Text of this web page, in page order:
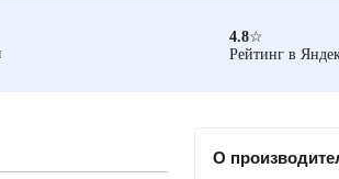
4.8☆
Рейтинг в
О